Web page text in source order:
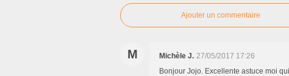
Ajouter un commentaire
M Michèle J. 27/05/2017 17:26
Bonjour Jojo. Excellente astuce moi